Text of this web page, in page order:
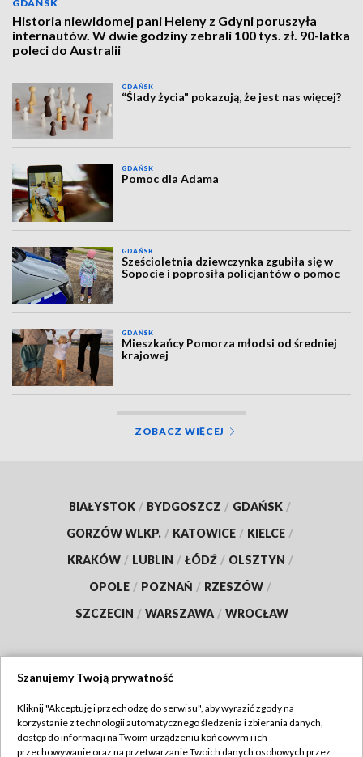
GDAŃSK
Historia niewidomej pani Heleny z Gdyni poruszyła
internautów. W dwie godziny zebrali 100 tys. zł. 90-latka
poleci do Australii
GDAŃSK
“Ślady życia" pokazują, że jest nas więcej?
GDAŃSK
Pomoc dla Adama
GDAŃSK
Sześcioletnia dziewczynka zgubiła się w
Sopocie i poprosiła policjantów o pomoc
GDAŃSK
Mieszkańcy Pomorza młodsi od średniej
krajowej
ZOBACZ WIĘCEJ
BIAŁYSTOK / BYDGOSZCZ / GDAŃSK /
GORZÓW WLKP. / KATOWICE / KIELCE /
KRAKÓW / LUBLIN / ŁÓDŹ / OLSZTYN /
OPOLE / POZNAŃ / RZESZÓW /
SZCZECIN / WARSZAWA / WROCŁAW
TVP
Abonament TVP
Szanujemy Twoją prywatność
Kliknij "Akceptuję i przechodzę do serwisu", aby wyrazić zgody na
korzystanie z technologii automatycznego śledzenia i zbierania danych,
dostęp do informacji na Twoim urządzeniu końcowym i ich
przechowywanie oraz na przetwarzanie Twoich danych osobowych przez